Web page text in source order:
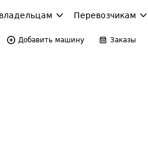
Перевозчикам
Добавить машину Заказы